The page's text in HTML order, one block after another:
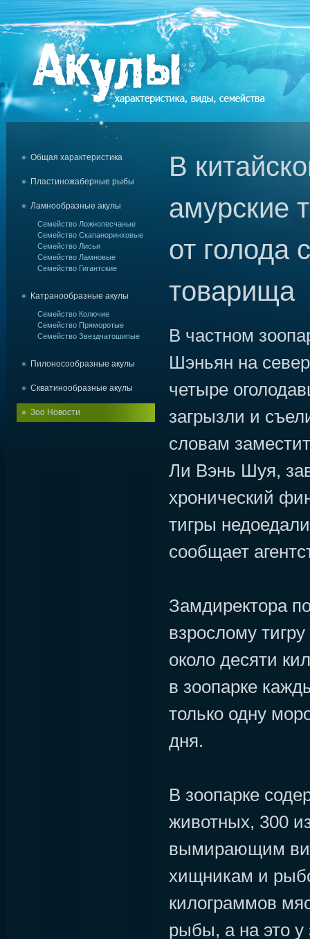
Общая характеристика
Пластиножаберные рыбы
Ламнообразные акулы
Семейство Ложнопесчаные
Семейство Скапаноринховые
Семейство Лисьи
Семейство Ламновые
Семейство Гигантские
Катранообразные акулы
Семейство Колючие
Семейство Пряморотые
Семейство Звездчатошипые
Пилоносообразные акулы
Скватинообразные акулы
Зоо Новости
В
амурские
от голода
товарища
В частном
Шэньян на
четыре
загрызли и
словам
Ли Вэнь Шуя,
хронический
тигры
сообщает
Замдиректора
взрослому
около десяти
в зоопарке
только одну
дня.
В зоопарке
животных, 300
вымирающим
хищникам и
килограммов
рыбы, а на это у